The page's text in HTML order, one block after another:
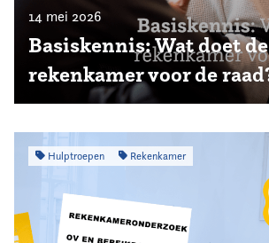
14 mei 2026
Basiskennis: Wat doet de
rekenkamer voor de
Hulptroepen Rekenkamer